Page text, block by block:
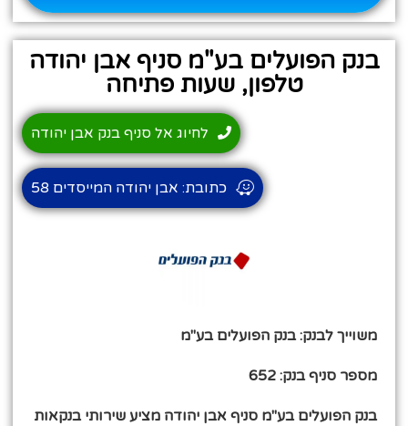
בנק הפועלים בע"מ סניף אבן יהודה
טלפון, שעות פתיחה
משוייך לבנק: בנק הפועלים בע"מ
מספר סניף בנק: 652
בנק הפועלים בע"מ סניף אבן יהודה מציע שירותי בנקאות
לחיוג אל סניף בנק אבן יהודה
כתובת: אבן יהודה המייסדים 58